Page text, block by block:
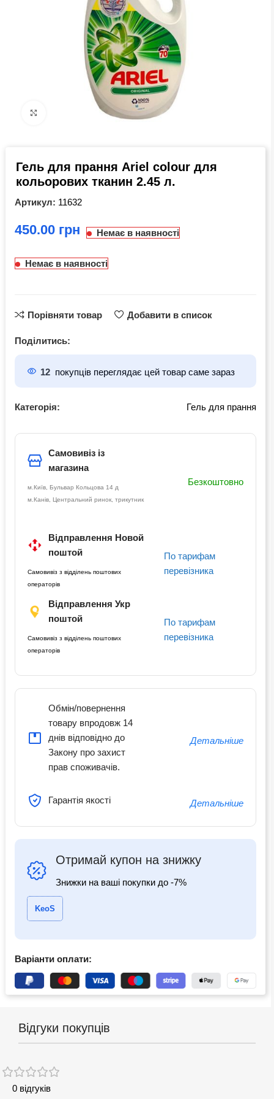
Click to enlarge
Гель для прання Ariel colour для
кольорових тканин 2.45 л.
Артикул: 11632
грн Немає в наявності
Немає в наявності
Порівняти товар Добавити в список
Поділитись:
12 покупців переглядає цей товар саме зараз
Категорія: Гель для прання
Самовивіз із
магазина
м.Київ, Бульвар Кольцова 14 д
м.Канів, Центральний ринок, трикутник
Безкоштовно
Відправлення Новой
поштой
Самовивіз з відділень поштових
операторів
По тарифам
перевізника
Відправлення Укр
поштой
Самовивіз з відділень поштових
операторів
По тарифам
перевізника
Обмін/повернення
товару впродовж 14
днів відповідно до
Закону про захист
прав споживачів.
Детальніше
Гарантія якості Детальніше
Отримай купон на знижку
Знижки на ваші покупки до -7%
KeoS
Варіанти оплати:
Відгуки покупців
0 відгуків